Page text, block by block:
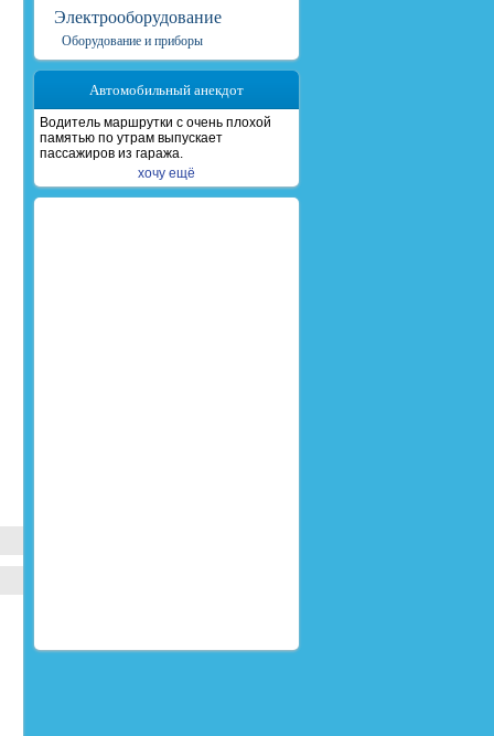
Электрооборудование
Оборудование и приборы
Автомобильный анекдот
Водитель маршрутки с очень плохой
памятью по утрам выпускает
пассажиров из гаража.
хочу ещё